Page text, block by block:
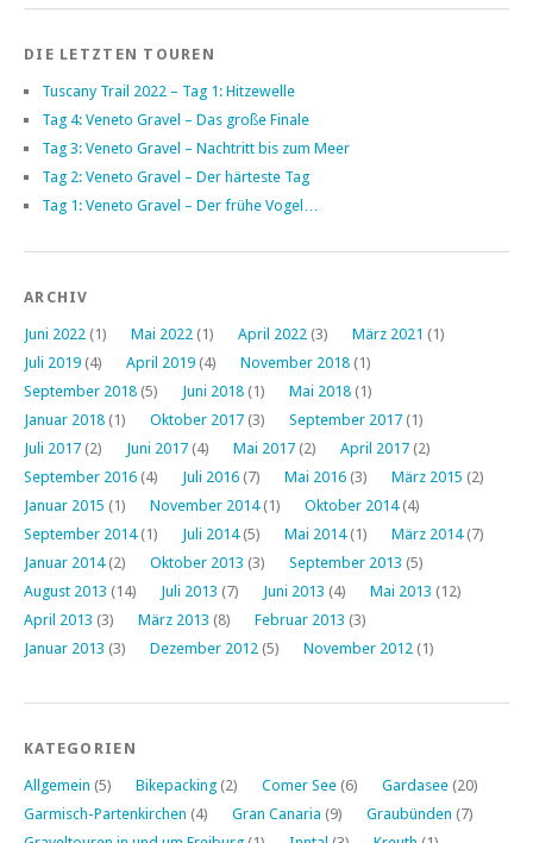
DIE LETZTEN TOUREN
Tuscany Trail 2022 – Tag 1: Hitzewelle
Tag 4: Veneto Gravel – Das große Finale
Tag 3: Veneto Gravel – Nachtritt bis zum Meer
Tag 2: Veneto Gravel – Der härteste Tag
Tag 1: Veneto Gravel – Der frühe Vogel…
ARCHIV
Juni 2022 (1) Mai 2022 (1) April 2022 (3) März 2021 (1)
Juli 2019 (4) April 2019 (4) November 2018 (1)
September 2018 (5) Juni 2018 (1) Mai 2018 (1)
Januar 2018 (1) Oktober 2017 (3) September 2017 (1)
Juli 2017 (2) Juni 2017 (4) Mai 2017 (2) April 2017 (2)
September 2016 (4) Juli 2016 (7) Mai 2016 (3) März 2015 (2)
Januar 2015 (1) November 2014(1) Oktober 2014(4)
September 2014(1) Juli 2014(5) Mai 2014(1) März 2014(7)
Januar 2014(2) Oktober 2013 (3) September 2013 (5)
August 2013 (14) Juli 2013 (7) Juni 2013 (4) Mai 2013 (12)
April 2013 (3) März 2013 (8) Februar 2013 (3)
Januar 2013 (3) Dezember 2012 (5) November 2012 (1)
KATEGORIEN
Allgemein (5) Bikepacking (2) Comer See (6) Gardasee (20)
Garmisch-Partenkirchen (4) Gran Canaria (9) Graubünden (7)